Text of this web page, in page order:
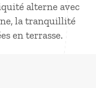
alterne avec
la tranquillité
en terrasse.